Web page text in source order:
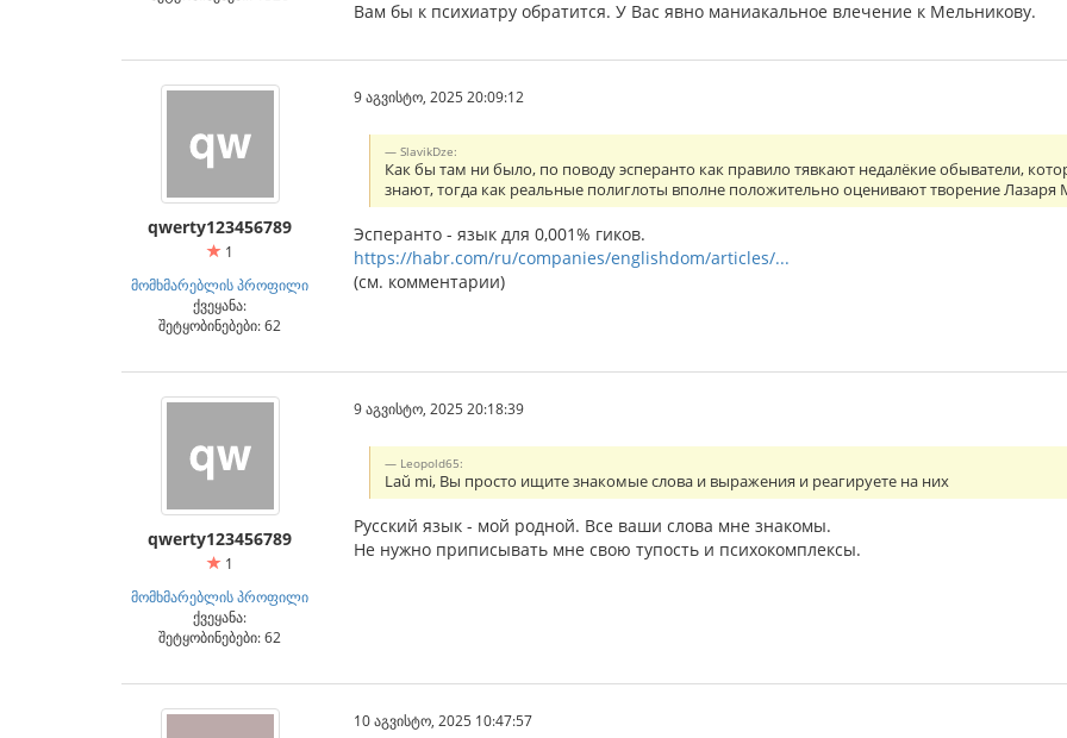
Вам бы к психиатру обратится. У Вас явно маниакальное влечение к Мельникову.
qwerty123456789
1
მომხმარებლის პროფილი
ქვეყანა:
შეტყობინებები: 62
9 აგვისტო, 2025 20:09:12
SlavikDze:
Как бы там ни было, по поводу эсперанто как правило тявкают недалёкие обыватели,
знают, тогда как реальные полиглоты вполне положительно оценивают творение Лазаря
Эсперанто - язык для 0,001% гиков.
https://habr.com/ru/companies/englishdom/articles/...
(см. комментарии)
qwerty123456789
1
მომხმარებლის პროფილი
ქვეყანა:
შეტყობინებები: 62
9 აგვისტო, 2025 20:18:39
Leopold65:
Laŭ mi, Вы просто ищите знакомые слова и выражения и реагируете на них
Русский язык - мой родной. Все ваши слова мне знакомы.
Не нужно приписывать мне свою тупость и психокомплексы.
10 აგვისტო, 2025 10:47:57